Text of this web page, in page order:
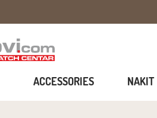
ACCESSORIES NAKIT